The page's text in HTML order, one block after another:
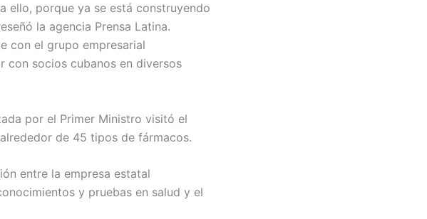
ello, porque ya se está construyendo
la agencia Prensa Latina.
con el grupo empresarial
con socios cubanos en diversos
por el Primer Ministro visitó el
de 45 tipos de fármacos.
entre la empresa estatal
y pruebas en salud y el